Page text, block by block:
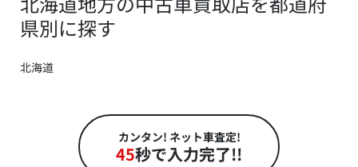
県別に探す
北海道
カンタン! ネット車査定!
45秒で入力完了!!